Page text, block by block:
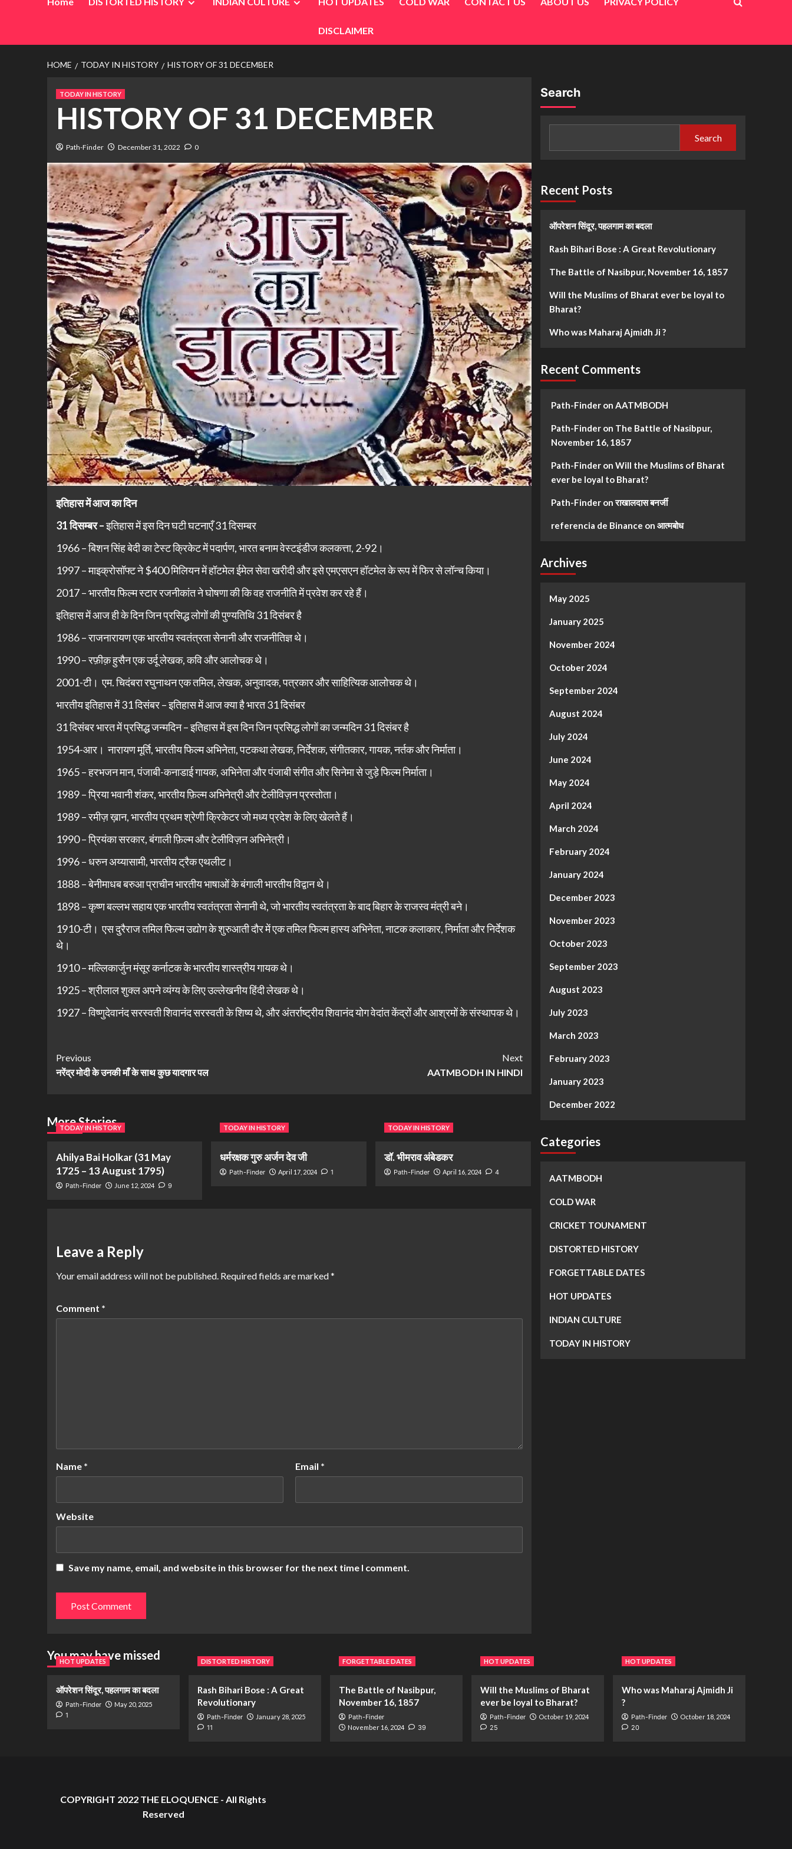
DISCLAIMER
HOME TODAY IN HISTORY HISTORY OF 31 DECEMBER
TODAY IN HISTORY
HISTORY OF 31 DECEMBER
Path-Finder December 31, 2022 0
इतिहास में आज का दिन
31 दिसम्बर –इतिहास में इस दिन घटी घटनाएँ 31 दिसम्बर
1966 – बिशन सिंह बेदी का टेस्ट क्रिकेट में पदार्पण, भारत बनाम वेस्टइंडीज कलकत्ता, 2-92।
1997 – माइक्रोसॉफ्ट ने $400 मिलियन में हॉटमेल ईमेल सेवा खरीदी और इसे एमएसएन हॉटमेल के रूप में फिर से लॉन्च किया।
2017 – भारतीय फिल्म स्टार रजनीकांत ने घोषणा की कि वह राजनीति में प्रवेश कर रहे हैं।
इतिहास में आज ही के दिन जिन प्रसिद्ध लोगों की पुण्यतिथि 31 दिसंबर है
1986 – राजनारायण एक भारतीय स्वतंत्रता सेनानी और राजनीतिज्ञ थे।
1990 – रफ़ीक़ हुसैन एक उर्दू लेखक, कवि और आलोचक थे।
2001-टी। एम. चिदंबरा रघुनाथन एक तमिल, लेखक, अनुवादक, पत्रकार और साहित्यिक आलोचक थे।
भारतीय इतिहास में 31 दिसंबर – इतिहास में आज क्या है भारत 31 दिसंबर
31 दिसंबर भारत में प्रसिद्ध जन्मदिन – इतिहास में इस दिन जिन प्रसिद्ध लोगों का जन्मदिन 31 दिसंबर है
1954-आर। नारायण मूर्ति, भारतीय फिल्म अभिनेता, पटकथा लेखक, निर्देशक, संगीतकार, गायक, नर्तक और निर्माता।
1965 – हरभजन मान, पंजाबी-कनाडाई गायक, अभिनेता और पंजाबी संगीत और सिनेमा से जुड़े फिल्म निर्माता।
1989 – प्रिया भवानी शंकर, भारतीय फ़िल्म अभिनेत्री और टेलीविज़न प्रस्तोता।
1989 – रमीज़ ख़ान, भारतीय प्रथम श्रेणी क्रिकेटर जो मध्य प्रदेश के लिए खेलते हैं।
1990 – प्रियंका सरकार, बंगाली फ़िल्म और टेलीविज़न अभिनेत्री।
1996 – धरुन अय्यासामी, भारतीय ट्रैक एथलीट।
1888 – बेनीमाधब बरुआ प्राचीन भारतीय भाषाओं के बंगाली भारतीय विद्वान थे।
1898 – कृष्ण बल्लभ सहाय एक भारतीय स्वतंत्रता सेनानी थे, जो भारतीय स्वतंत्रता के बाद बिहार के राजस्व मंत्री बने।
1910-टी। एस दुरैराज तमिल फिल्म उद्योग के शुरुआती दौर में एक तमिल फिल्म हास्य अभिनेता, नाटक कलाकार, निर्माता और निर्देशक
थे।
1910 – मल्लिकार्जुन मंसूर कर्नाटक के भारतीय शास्त्रीय गायक थे।
1925 – श्रीलाल शुक्ल अपने व्यंग्य के लिए उल्लेखनीय हिंदी लेखक थे।
1927 – विष्णुदेवानंद सरस्वती शिवानंद सरस्वती के शिष्य थे, और अंतर्राष्ट्रीय शिवानंद योग वेदांत केंद्रों और आश्रमों के संस्थापक थे।
Previous
नरेंद्र मोदी के उनकी माँ के साथ कुछ यादगार पल
Next
AATMBODH IN HINDI
More Stories
TODAY IN HISTORY
Ahilya Bai Holkar (31 May
1725 – 13 August 1795)
Path-Finder June 12, 2024 9
TODAY IN HISTORY
धर्मरक्षक गुरु अर्जन देव जी
Path-Finder April 17, 2024 1
TODAY IN HISTORY
डॉ. भीमराव अंबेडकर
Path-Finder April 16, 2024 4
Leave a Reply
Your email address will not be published. Required fields are marked*
Comment *
Name * Email *
Website
Save my name, email, and website in this browser for the next time I comment.
Search
Search
Recent Posts
ऑपरेशन सिंदूर, पहलगाम का बदला
Rash Bihari Bose : A Great Revolutionary
The Battle of Nasibpur, November 16, 1857
Will the Muslims of Bharat ever be loyal to
Bharat?
Who was Maharaj Ajmidh Ji ?
Recent Comments
Path-Finderon AATMBODH
Path-Finderon The Battle of Nasibpur,
November 16, 1857
Path-Finderon Will the Muslims of Bharat
ever be loyal to Bharat?
Path-Finderonराखालदास बनर्जी
referencia de Binance on आत्मबोध
Archives
May 2025
January 2025
November 2024
October 2024
September 2024
August 2024
July 2024
June 2024
May 2024
April 2024
March 2024
February 2024
January 2024
December 2023
November 2023
October 2023
September 2023
August 2023
July 2023
March 2023
February 2023
January 2023
December 2022
Categories
AATMBODH
COLD WAR
CRICKET TOUNAMENT
DISTORTED HISTORY
FORGETTABLE DATES
HOT UPDATES
INDIAN CULTURE
TODAY IN HISTORY
You may have missed
HOT UPDATES
ऑपरेशन सिंदूर, पहलगाम का बदला
Path-Finder May 20, 2025
1
DISTORTED HISTORY
Rash Bihari Bose : A Great
Revolutionary
Path-Finder January 28, 2025
11
FORGETTABLE DATES
The Battle of Nasibpur,
November 16, 1857
Path-Finder
November 16, 2024 39
HOT UPDATES
Will the Muslims of Bharat
ever be loyal to Bharat?
Path-Finder October 19, 2024
25
HOT UPDATES
Who was Maharaj Ajmidh Ji
?
Path-Finder October 18, 2024
20
COPYRIGHT 2022 THE ELOQUENCE - All Rights
Reserved